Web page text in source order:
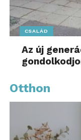
CSALÁD
Az új
Otthon